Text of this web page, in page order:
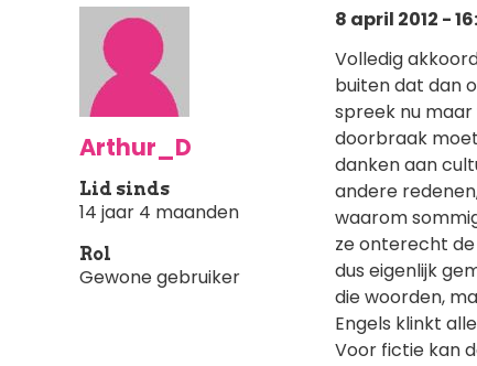
Arthur_D
Lid sinds
14 jaar 4 maanden
Rol
Gewone gebruiker
8 april 2012 -
Volledig
buiten dat dan
spreek nu
doorbraak
danken aan
andere
waarom
ze onterecht
dus eigenlijk
die woorden,
Engels klinkt
Voor fictie kan